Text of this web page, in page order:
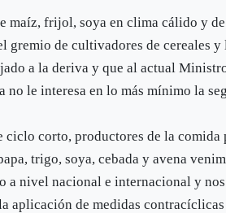
maíz, frijol, soya en clima cálido y
gremio de cultivadores de cereales
a la deriva y que al actual
no le interesa en lo más mínimo la
ciclo corto, productores de la
trigo, soya, cebada y avena
a nivel nacional e internacional y
aplicación de medidas